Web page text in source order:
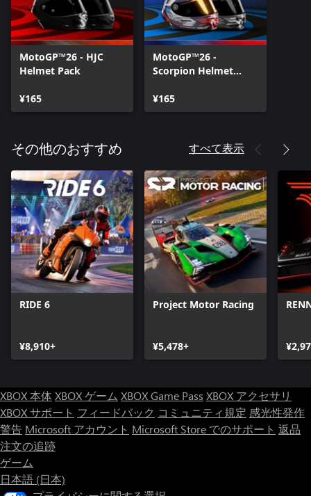
MotoGP™26 - HJC
Helmet Pack
¥165
MotoGP™26 -
Scorpion Helmet
¥165
その他のおすすめ すべて表示
RIDE 6
¥8,910+
Project Motor Racing
¥5,478+
XBOX 本体XBOX ゲーム XBOX Game Pass XBOX アクセサリ
XBOX サポート フィードバック コミュニティ規定 感光性発作
警告 Microsoft アカウント Microsoft Store でのサポート 返品
注文の追跡
ゲーム
日本語 (日本)